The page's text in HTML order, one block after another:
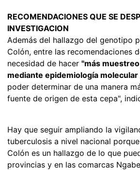
RECOMENDACIONES QUE SE
INVESTIGACION
Además del hallazgo del genotipo
Colón, entre las recomendaciones
necesidad de hacer "más
mediante epidemiología molecular
poder determinar de una manera
fuente de origen de esta cepa",
Hay que seguir ampliando la
tuberculosis a nivel nacional
Colón es un hallazgo de lo que
provincias y en las comarcas